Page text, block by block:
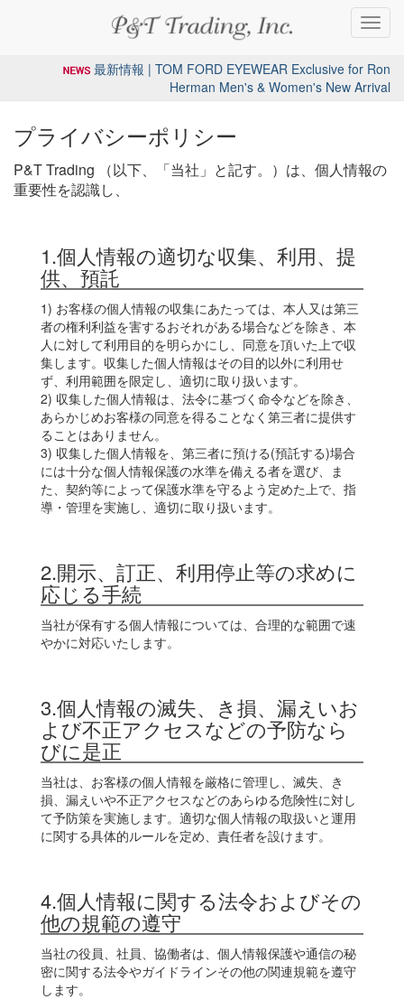
最新情報 | TOM FORD EYEWEAR Exclusive for Ron
Herman Men's & Women's New Arrival
プライバシーポリシー
P&T Trading （以下、「当社」と記す。）は、個人情報の
重要性を認識し、
1.個人情報の適切な収集、利用、提
供、預託
1) お客様の個人情報の収集にあたっては、本人又は第三
者の権利利益を害するおそれがある場合などを除き、本
人に対して利用目的を明らかにし、同意を頂いた上で収
集します。収集した個人情報はその目的以外に利用せ
ず、利用範囲を限定し、適切に取り扱います。
2) 収集した個人情報は、法令に基づく命令などを除き、
あらかじめお客様の同意を得ることなく第三者に提供す
ることはありません。
3) 収集した個人情報を、第三者に預ける(預託する)場合
には十分な個人情報保護の水準を備える者を選び、ま
た、契約等によって保護水準を守るよう定めた上で、指
導・管理を実施し、適切に取り扱います。
2.開示、訂正、利用停止等の求めに
応じる手続
当社が保有する個人情報については、合理的な範囲で速
やかに対応いたします。
3.個人情報の滅失、き損、漏えいお
よび不正アクセスなどの予防なら
びに是正
当社は、お客様の個人情報を厳格に管理し、滅失、き
損、漏えいや不正アクセスなどのあらゆる危険性に対し
て予防策を実施します。適切な個人情報の取扱いと運用
に関する具体的ルールを定め、責任者を設けます。
4.個人情報に関する法令およびその
他の規範の遵守
当社の役員、社員、協働者は、個人情報保護や通信の秘
密に関する法令やガイドラインその他の関連規範を遵守
します。